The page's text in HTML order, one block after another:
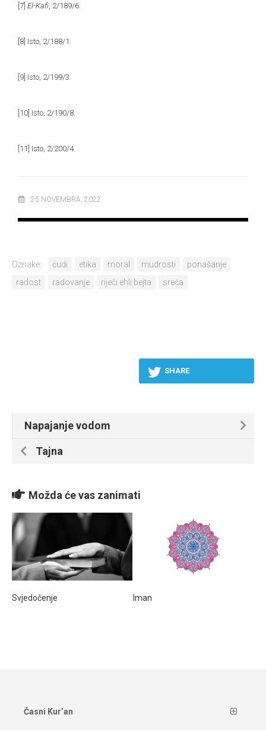
[7] El-Kafi, 2/189/6.
[8] Isto, 2/188/1.
[9] Isto, 2/199/3.
[10] Isto, 2/190/8.
[11] Isto, 2/200/4.
25 NOVEMBRA, 2022
Oznake: ćudi etika moral mudrosti
ponašanje
radost
radovanje riječi ehli bejta sreća
SHARE
Napajanje vodom
Tajna
Možda će vas zanimati
Svjedočenje Iman
Časni Kur’an